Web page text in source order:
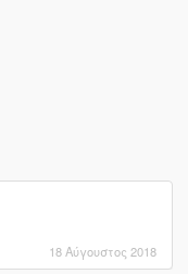
18 Αύγουστος 2018